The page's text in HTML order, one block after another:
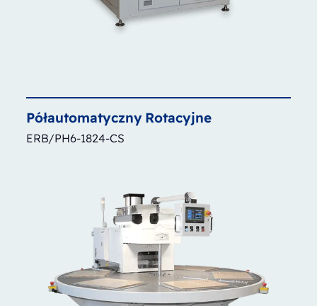
Półautomatyczny Rotacyjne
ERB/PH6-1824-CS